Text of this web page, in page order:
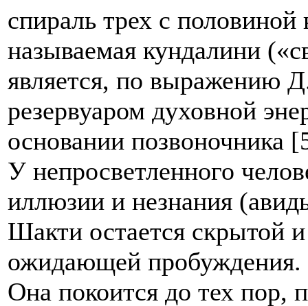
спираль трех с
называемая кундалини
является, по выражению
резервуаром духовной
основании позвоночника
У непросветленного
иллюзии и незнания
Шакти остается скрытой
ожидающей пробуждения.
Она покоится до тех пор,